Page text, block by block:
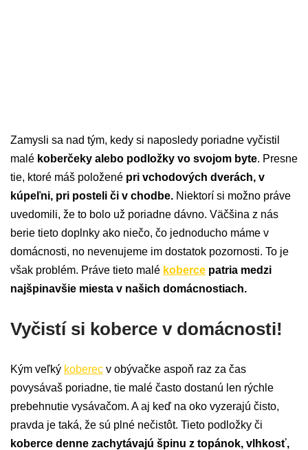
Zamysli sa nad tým, kedy si naposledy poriadne vyčistil
malé koberčeky alebo podložky vo svojom byte. Presne
tie, ktoré máš položené pri vchodových dverách, v
kúpeľni, pri posteli či v chodbe. Niektorí si možno práve
uvedomili, že to bolo už poriadne dávno. Väčšina z nás
berie tieto doplnky ako niečo, čo jednoducho máme v
domácnosti, no nevenujeme im dostatok pozornosti. To je
však problém. Práve tieto malé koberce patria medzi
najšpinavšie miesta v našich domácnostiach.
Vyčistí si koberce v domácnosti!
Kým veľký koberec v obývačke aspoň raz za čas
povysávaš poriadne, tie malé často dostanú len rýchle
prebehnutie vysávačom. A aj keď na oko vyzerajú čisto,
pravda je taká, že sú plné nečistôt. Tieto podložky či
koberce denne zachytávajú špinu z topánok, vlhkosť,